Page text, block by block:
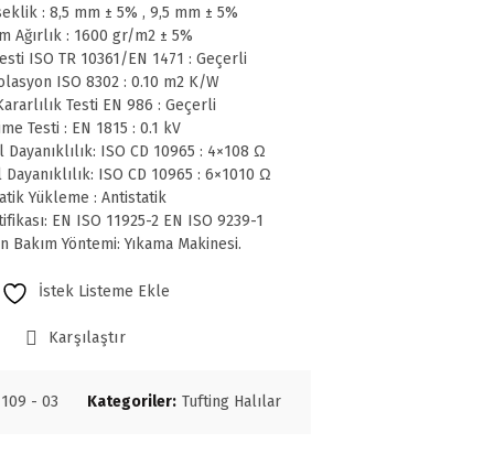
: 8,5 mm ± 5% , 9,5 mm ± 5%
Ağırlık : 1600 gr/m2 ± 5%
ISO TR 10361/EN 1471 : Geçerli
ISO 8302 : 0.10 m2 K/W
Testi EN 986 : Geçerli
Testi : EN 1815 : 0.1 kV
ISO CD 10965 : 4×108 Ω
ISO CD 10965 : 6×1010 Ω
Yükleme : Antistatik
EN ISO 11925-2 EN ISO 9239-1
Bakım Yöntemi: Yıkama Makinesi.
İstek Listeme Ekle
Karşılaştır
- 03 Kategoriler: Tufting Halılar